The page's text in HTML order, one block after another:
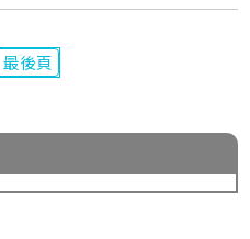
最後頁